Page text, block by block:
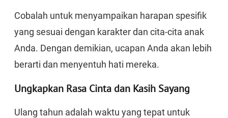
Cobalah untuk menyampaikan harapan spesifik
yang sesuai dengan karakter dan cita-cita anak
Anda. Dengan demikian, ucapan Anda akan lebih
berarti dan menyentuh hati mereka.
Ungkapkan Rasa Cinta dan Kasih Sayang
Ulang tahun adalah waktu yang tepat untuk